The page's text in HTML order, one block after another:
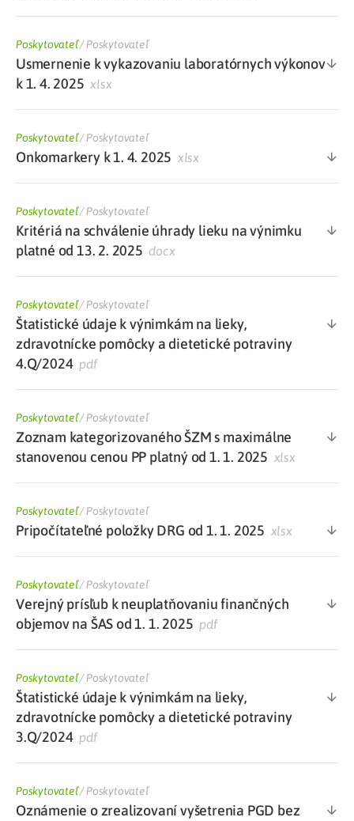
Poskytovateľ/Poskytovateľ
Usmernenie k vykazovaniu laboratórnych výkonov
k 1. 4. 2025 xlsx
Poskytovateľ/Poskytovateľ
Onkomarkery k 1. 4. 2025 xlsx
Poskytovateľ/Poskytovateľ
Kritériá na schválenie úhrady lieku na výnimku
platné od 13. 2. 2025 docx
Poskytovateľ/Poskytovateľ
Štatistické údaje k výnimkám na lieky,
zdravotnícke pomôcky a dietetické potraviny
4.Q/2024pdf
Poskytovateľ/Poskytovateľ
Zoznam kategorizovaného ŠZM s maximálne
stanovenou cenou PP platný od 1. 1. 2025 xlsx
Poskytovateľ/Poskytovateľ
Pripočítateľné položky DRG od 1. 1. 2025 xlsx
Poskytovateľ/Poskytovateľ
Verejný prísľub k neuplatňovaniu finančných
objemov na ŠAS od 1. 1. 2025 pdf
Poskytovateľ/Poskytovateľ
Štatistické údaje k výnimkám na lieky,
zdravotnícke pomôcky a dietetické potraviny
3.Q/2024pdf
Poskytovateľ/Poskytovateľ
Oznámenie o zrealizovaní vyšetrenia PGD bez